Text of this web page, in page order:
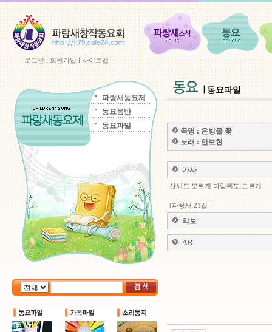
로그인l 회원가입l사이트맵
파랑새동요제
동요음반
동요파일
동요파일
곡명 : 은방울 꽃
노래 : 안보현
가사
산새도 모르게 다람쥐도 모르게
[파랑새 21집]
악보
AR